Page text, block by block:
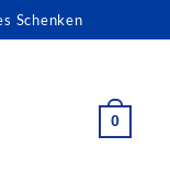
Schenken
0